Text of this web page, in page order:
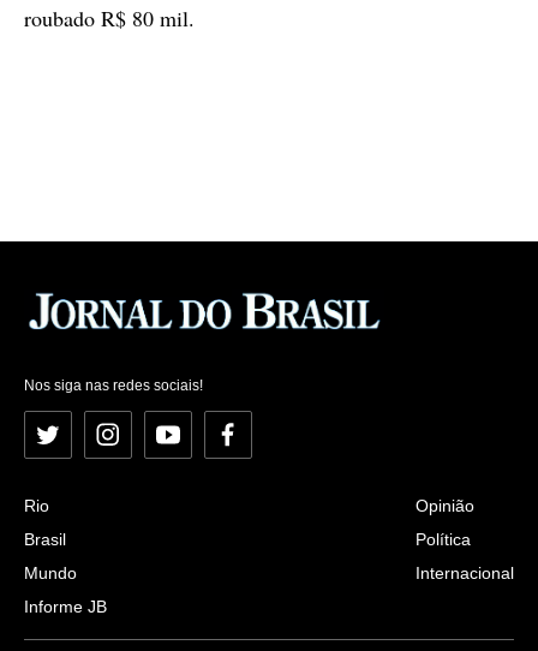
roubado R$ 80 mil.
Nos siga nas redes sociais!
Twitter InstagramYouTubeFacebook
Rio
Brasil
Mundo
Informe JB
Opinião
Política
Internacional